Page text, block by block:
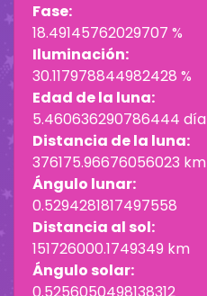
Fase:
18.49145762029707 %
Iluminación:
30.117978844982428 %
Edad de la luna:
5.460636290786444 día
Distancia de la luna:
376175.96676056023 km
Ángulo lunar:
0.5294281817497558
Distancia al sol:
151726000.1749349 km
Ángulo solar: